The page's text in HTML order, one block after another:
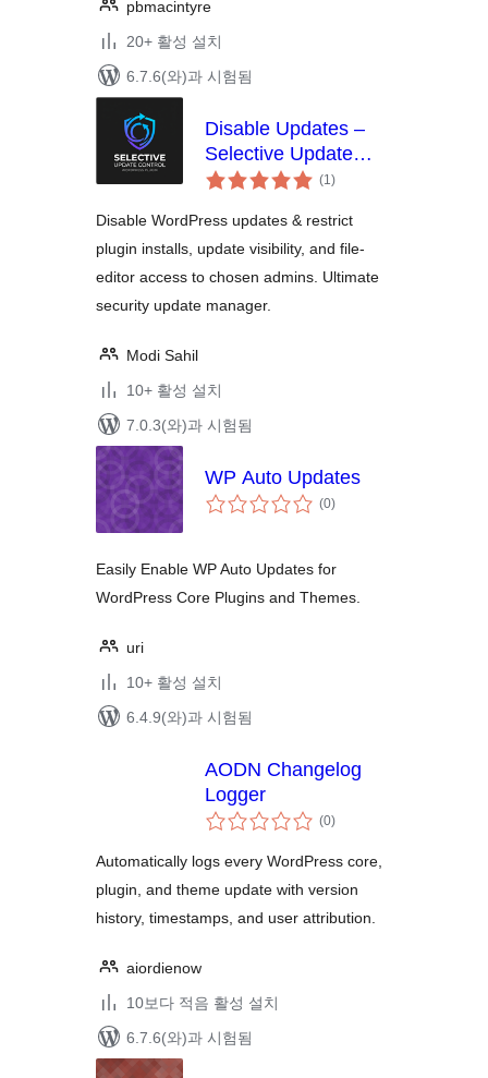
pbmacintyre
20+ 활성 설치
6.7.6(와)과 시험됨
Disable Updates –
Selective Update
Control
(1전
체
점
)
Disable WordPress updates & restrict
plugin installs, update visibility, and file-
editor access to chosen admins. Ultimate
security update manager.
Modi Sahil
10+ 활성 설치
7.0.3(와)과 시험됨
WP Auto Updates
(0전
체)
Easily Enable WP Auto Updates for
WordPress Core Plugins and Themes.
uri
10+ 활성 설치
6.4.9(와)과 시험됨
AODN Changelog
Logger
(0전
체)
Automatically logs every WordPress core,
plugin, and theme update with version
history, timestamps, and user attribution.
aiordienow
10보다 적음 활성 설치
6.7.6(와)과 시험됨